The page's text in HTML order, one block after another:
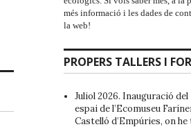
més informació i les dades de
la web!
PROPERS TALLERS I
Juliol 2026. Inauguració del
espai de l’Ecomuseu
Castelló d’Empúries, on